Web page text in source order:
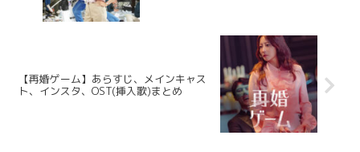
【再婚ゲーム】あらすじ、メインキャス
ト、インスタ、OST(挿入歌)まとめ